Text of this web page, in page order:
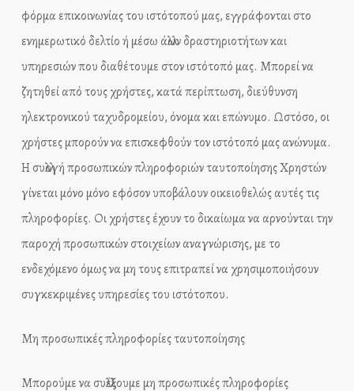
φόρμα επικοινωνίας του ιστότοπού μας, εγγράφονται στο
ενημερωτικό δελτίο ή μέσω άλλων δραστηριοτήτων και
υπηρεσιών που διαθέτουμε στον ιστότοπό μας. Μπορεί να
ζητηθεί από τους χρήστες, κατά περίπτωση, διεύθυνση
ηλεκτρονικού ταχυδρομείου, όνομα και επώνυμο. Ωστόσο, οι
χρήστες μπορούν να επισκεφθούν τον ιστότοπό μας ανώνυμα.
Η συλλογή προσωπικών πληροφοριών ταυτοποίησης Χρηστών
γίνεται μόνο μόνο εφόσον υποβάλουν οικειοθελώς αυτές τις
πληροφορίες. Οι χρήστες έχουν το δικαίωμα να αρνούνται την
παροχή προσωπικών στοιχείων αναγνώρισης, με το
ενδεχόμενο όμως να μη τους επιτραπεί να χρησιμοποιήσουν
συγκεκριμένες υπηρεσίες του ιστότοπου.
Μη προσωπικές πληροφορίες ταυτοποίησης
Μπορούμε να συλλέξουμε μη προσωπικές πληροφορίες